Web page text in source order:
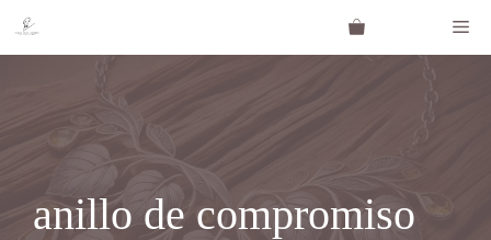
contenido
anillo de compromiso